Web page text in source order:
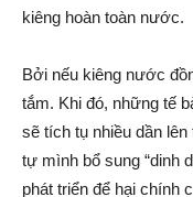
kiêng hoàn toàn nước.
Bởi nếu kiêng nước
tắm. Khi đó, những tế
sẽ tích tụ nhiều dần
tự mình bổ sung “dinh
phát triển để hại chính